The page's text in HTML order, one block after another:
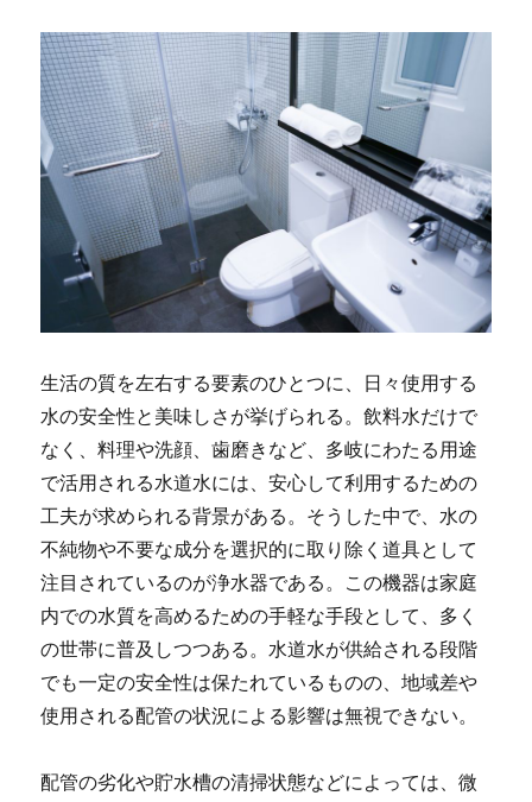
生活の質を左右する要素のひとつに、日々使用する
水の安全性と美味しさが挙げられる。飲料水だけで
なく、料理や洗顔、歯磨きなど、多岐にわたる用途
で活用される水道水には、安心して利用するための
工夫が求められる背景がある。そうした中で、水の
不純物や不要な成分を選択的に取り除く道具として
注目されているのが浄水器である。この機器は家庭
内での水質を高めるための手軽な手段として、多く
の世帯に普及しつつある。水道水が供給される段階
でも一定の安全性は保たれているものの、地域差や
使用される配管の状況による影響は無視できない。
配管の劣化や貯水槽の清掃状態などによっては、微